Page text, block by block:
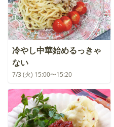
冷やし中華始めるっきゃ
ない
7/3 (火) 15:00〜15:20